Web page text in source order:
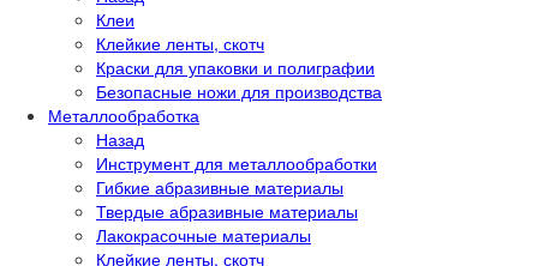
Клеи
Клейкие ленты, скотч
Краски для упаковки и полиграфии
Безопасные ножи для производства
Металлообработка
Назад
Инструмент для металлообработки
Гибкие абразивные материалы
Твердые абразивные материалы
Лакокрасочные материалы
Клейкие ленты, скотч